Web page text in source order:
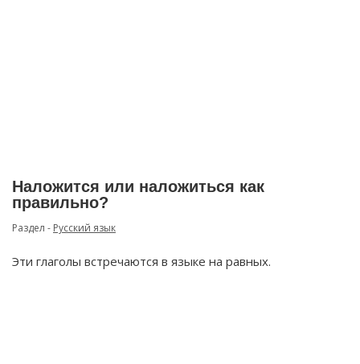
Наложится или наложиться как
правильно?
Раздел - Русский язык
Эти глаголы встречаются в языке на равных.